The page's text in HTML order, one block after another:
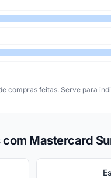
compras feitas. Serve para
Mastercard